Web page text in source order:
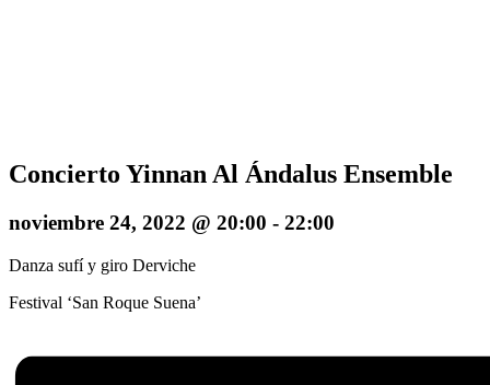
Concierto Yinnan Al Ándalus Ensemble
noviembre 24, 2022 @ 20:00 - 22:00
Danza sufí y giro Derviche
Festival ‘San Roque Suena’